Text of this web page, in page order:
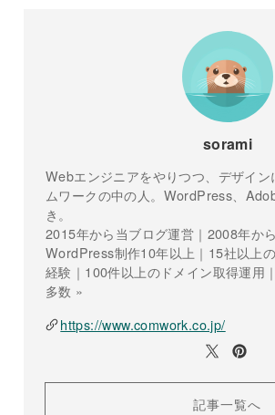
sorami
Webエンジニアをやりつつ、デザイ
ムワークの中の人。WordPress、
き。
2015年から当ブログ運営｜2008年か
WordPress制作10年以上｜15社以上
経験｜100件以上のドメイン取得運用
多数 »
https://www.comwork.co.jp/
記事一覧へ